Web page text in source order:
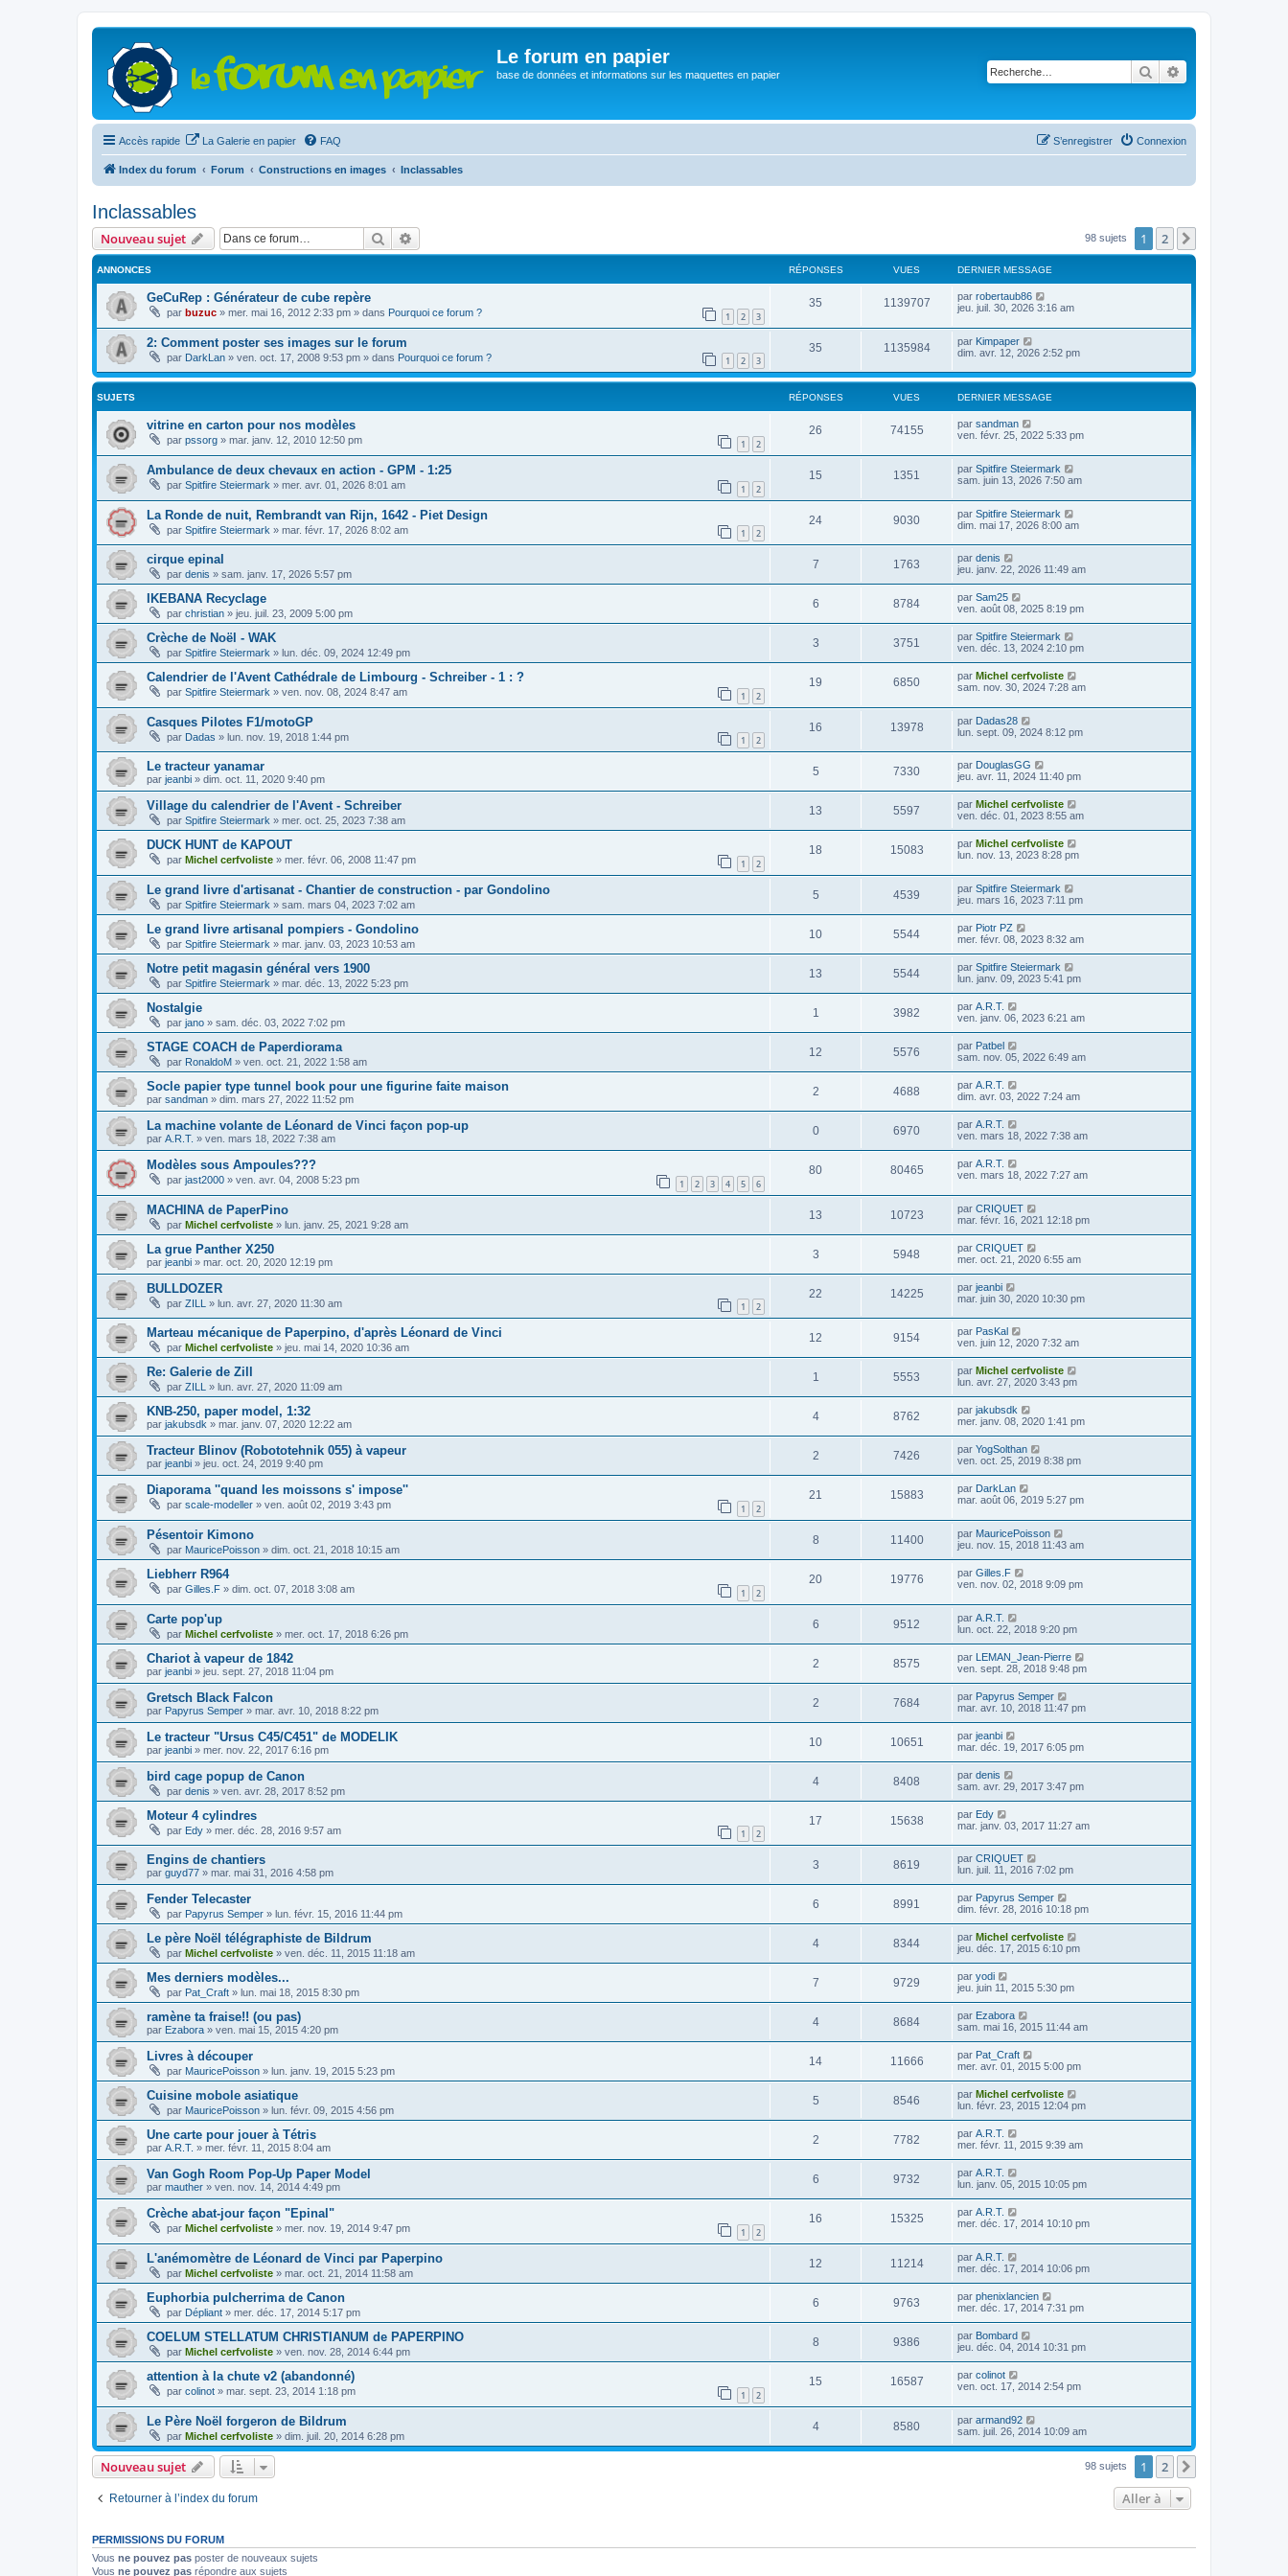
Le forum en papier
base de données et informations sur les maquettes en papier Rechercher
Accès rapide La Galerie en papier FAQ Connexion
S’enregistrer
Index du forum Forum Constructions en images Inclassables
Inclassables
Nouveau sujet Rechercher 98 sujets 1 2
ANNONCES RÉPONSES VUES DERNIER MESSAGE
GeCuRep : Générateur de cube repère
par buzuc » mer. mai 16, 2012 2:33 pm » dans Pourquoi ce forum ? 1 2 3
35 1139707 par robertaub86
jeu. juil. 30, 2026 3:16 am
2: Comment poster ses images sur le forum
par DarkLan » ven. oct. 17, 2008 9:53 pm » dans Pourquoi ce forum ? 1 2 3
35 1135984 par Kimpaper
dim. avr. 12, 2026 2:52 pm
SUJETS RÉPONSES VUES DERNIER MESSAGE
vitrine en carton pour nos modèles
par pssorg » mar. janv. 12, 2010 12:50 pm 1 2
26 74155 par sandman
ven. févr. 25, 2022 5:33 pm
Ambulance de deux chevaux en action - GPM - 1:25
par Spitfire Steiermark » mer. avr. 01, 2026 8:01 am 1 2
15 1351 par Spitfire Steiermark
sam. juin 13, 2026 7:50 am
La Ronde de nuit, Rembrandt van Rijn, 1642 - Piet Design
par Spitfire Steiermark » mar. févr. 17, 2026 8:02 am 1 2
24 9030 par Spitfire Steiermark
dim. mai 17, 2026 8:00 am
cirque epinal
par denis » sam. janv. 17, 2026 5:57 pm
7 1763 par denis
jeu. janv. 22, 2026 11:49 am
IKEBANA Recyclage
par christian » jeu. juil. 23, 2009 5:00 pm
6 8784 par Sam25
ven. août 08, 2025 8:19 pm
Crèche de Noël - WAK
par Spitfire Steiermark » lun. déc. 09, 2024 12:49 pm
3 3751 par Spitfire Steiermark
ven. déc. 13, 2024 2:10 pm
Calendrier de l'Avent Cathédrale de Limbourg - Schreiber - 1 : ?
par Spitfire Steiermark » ven. nov. 08, 2024 8:47 am 1 2
19 6850 par Michel cerfvoliste
sam. nov. 30, 2024 7:28 am
Casques Pilotes F1/motoGP
par Dadas » lun. nov. 19, 2018 1:44 pm 1 2
16 13978 par Dadas28
lun. sept. 09, 2024 8:12 pm
Le tracteur yanamar
par jeanbi » dim. oct. 11, 2020 9:40 pm
5 7330 par DouglasGG
jeu. avr. 11, 2024 11:40 pm
Village du calendrier de l'Avent - Schreiber
par Spitfire Steiermark » mer. oct. 25, 2023 7:38 am
13 5597 par Michel cerfvoliste
ven. déc. 01, 2023 8:55 am
DUCK HUNT de KAPOUT
par Michel cerfvoliste » mer. févr. 06, 2008 11:47 pm 1 2
18 15083 par Michel cerfvoliste
lun. nov. 13, 2023 8:28 pm
Le grand livre d'artisanat - Chantier de construction - par Gondolino
par Spitfire Steiermark » sam. mars 04, 2023 7:02 am
5 4539 par Spitfire Steiermark
jeu. mars 16, 2023 7:11 pm
Le grand livre artisanal pompiers - Gondolino
par Spitfire Steiermark » mar. janv. 03, 2023 10:53 am
10 5544 par Piotr PZ
mer. févr. 08, 2023 8:32 am
Notre petit magasin général vers 1900
par Spitfire Steiermark » mar. déc. 13, 2022 5:23 pm
13 5544 par Spitfire Steiermark
lun. janv. 09, 2023 5:41 pm
Nostalgie
par jano » sam. déc. 03, 2022 7:02 pm
1 3982 par A.R.T.
ven. janv. 06, 2023 6:21 am
STAGE COACH de Paperdiorama
par RonaldoM » ven. oct. 21, 2022 1:58 am
12 5576 par Patbel
sam. nov. 05, 2022 6:49 am
Socle papier type tunnel book pour une figurine faite maison
par sandman » dim. mars 27, 2022 11:52 pm
2 4688 par A.R.T.
dim. avr. 03, 2022 7:24 am
La machine volante de Léonard de Vinci façon pop-up
par A.R.T. » ven. mars 18, 2022 7:38 am
0 6970 par A.R.T.
ven. mars 18, 2022 7:38 am
Modèles sous Ampoules???
par jast2000 » ven. avr. 04, 2008 5:23 pm 1 2 3 4 5 6
80 80465 par A.R.T.
ven. mars 18, 2022 7:27 am
MACHINA de PaperPino
par Michel cerfvoliste » lun. janv. 25, 2021 9:28 am
13 10723 par CRIQUET
mar. févr. 16, 2021 12:18 pm
La grue Panther X250
par jeanbi » mar. oct. 20, 2020 12:19 pm
3 5948 par CRIQUET
mer. oct. 21, 2020 6:55 am
BULLDOZER
par ZILL » lun. avr. 27, 2020 11:30 am 1 2
22 14225 par jeanbi
mar. juin 30, 2020 10:30 pm
Marteau mécanique de Paperpino, d'après Léonard de Vinci
par Michel cerfvoliste » jeu. mai 14, 2020 10:36 am
12 9154 par PasKal
ven. juin 12, 2020 7:32 am
Re: Galerie de Zill
par ZILL » lun. avr. 27, 2020 11:09 am
1 5553 par Michel cerfvoliste
lun. avr. 27, 2020 3:43 pm
KNB-250, paper model, 1:32
par jakubsdk » mar. janv. 07, 2020 12:22 am
4 8762 par jakubsdk
mer. janv. 08, 2020 1:41 pm
Tracteur Blinov (Robototehnik 055) à vapeur
par jeanbi » jeu. oct. 24, 2019 9:40 pm
2 7426 par YogSolthan
ven. oct. 25, 2019 8:38 pm
Diaporama ''quand les moissons s' impose''
par scale-modeller » ven. août 02, 2019 3:43 pm 1 2
21 15883 par DarkLan
mar. août 06, 2019 5:27 pm
Pésentoir Kimono
par MauricePoisson » dim. oct. 21, 2018 10:15 am
8 11400 par MauricePoisson
jeu. nov. 15, 2018 11:43 am
Liebherr R964
par Gilles.F » dim. oct. 07, 2018 3:08 am 1 2
20 19776 par Gilles.F
ven. nov. 02, 2018 9:09 pm
Carte pop'up
par Michel cerfvoliste » mer. oct. 17, 2018 6:26 pm
6 9512 par A.R.T.
lun. oct. 22, 2018 9:20 pm
Chariot à vapeur de 1842
par jeanbi » jeu. sept. 27, 2018 11:04 pm
2 8575 par LEMAN_Jean-Pierre
ven. sept. 28, 2018 9:48 pm
Gretsch Black Falcon
par Papyrus Semper » mar. avr. 10, 2018 8:22 pm
2 7684 par Papyrus Semper
mar. avr. 10, 2018 11:47 pm
Le tracteur "Ursus C45/C451" de MODELIK
par jeanbi » mer. nov. 22, 2017 6:16 pm
10 10651 par jeanbi
mar. déc. 19, 2017 6:05 pm
bird cage popup de Canon
par denis » ven. avr. 28, 2017 8:52 pm
4 8408 par denis
sam. avr. 29, 2017 3:47 pm
Moteur 4 cylindres
par Edy » mer. déc. 28, 2016 9:57 am 1 2
17 15638 par Edy
mar. janv. 03, 2017 11:27 am
Engins de chantiers
par guyd77 » mar. mai 31, 2016 4:58 pm
3 8619 par CRIQUET
lun. juil. 11, 2016 7:02 pm
Fender Telecaster
par Papyrus Semper » lun. févr. 15, 2016 11:44 pm
6 8991 par Papyrus Semper
dim. févr. 28, 2016 10:18 pm
Le père Noël télégraphiste de Bildrum
par Michel cerfvoliste » ven. déc. 11, 2015 11:18 am
4 8344 par Michel cerfvoliste
jeu. déc. 17, 2015 6:10 pm
Mes derniers modèles...
par Pat_Craft » lun. mai 18, 2015 8:30 pm
7 9729 par yodi
jeu. juin 11, 2015 5:30 pm
ramène ta fraise!! (ou pas)
par Ezabora » ven. mai 15, 2015 4:20 pm
4 8684 par Ezabora
sam. mai 16, 2015 11:44 am
Livres à découper
par MauricePoisson » lun. janv. 19, 2015 5:23 pm
14 11666 par Pat_Craft
mer. avr. 01, 2015 5:00 pm
Cuisine mobole asiatique
par MauricePoisson » lun. févr. 09, 2015 4:56 pm
5 8546 par Michel cerfvoliste
lun. févr. 23, 2015 12:04 pm
Une carte pour jouer à Tétris
par A.R.T. » mer. févr. 11, 2015 8:04 am
2 7782 par A.R.T.
mer. févr. 11, 2015 9:39 am
Van Gogh Room Pop-Up Paper Model
par mauther » ven. nov. 14, 2014 4:49 pm
6 9732 par A.R.T.
lun. janv. 05, 2015 10:05 pm
Crèche abat-jour façon "Epinal"
par Michel cerfvoliste » mer. nov. 19, 2014 9:47 pm 1 2
16 15325 par A.R.T.
mer. déc. 17, 2014 10:10 pm
L'anémomètre de Léonard de Vinci par Paperpino
par Michel cerfvoliste » mar. oct. 21, 2014 11:58 am
12 11214 par A.R.T.
mer. déc. 17, 2014 10:06 pm
Euphorbia pulcherrima de Canon
par Dépliant » mer. déc. 17, 2014 5:17 pm
6 9763 par phenixlancien
mer. déc. 17, 2014 7:31 pm
COELUM STELLATUM CHRISTIANUM de PAPERPINO
par Michel cerfvoliste » ven. nov. 28, 2014 6:44 pm
8 9386 par Bombard
jeu. déc. 04, 2014 10:31 pm
attention à la chute v2 (abandonné)
par colinot » mar. sept. 23, 2014 1:18 pm 1 2
15 16587 par colinot
ven. oct. 17, 2014 2:54 pm
Le Père Noël forgeron de Bildrum
par Michel cerfvoliste » dim. juil. 20, 2014 6:28 pm
4 8580 par armand92
sam. juil. 26, 2014 10:09 am
Nouveau sujet 98 sujets 1 2
Retourner à l’index du forum Aller à
PERMISSIONS DU FORUM
Vous ne pouvez pas poster de nouveaux sujets
Vous ne pouvez pas répondre aux sujets